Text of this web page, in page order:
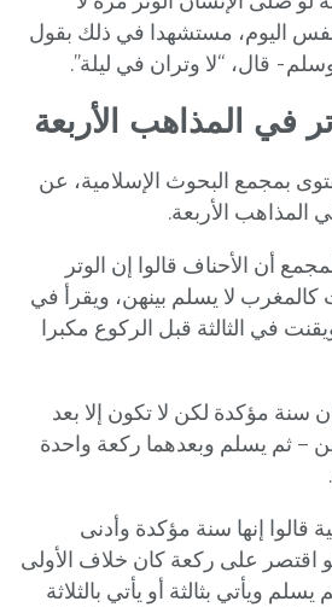
اليوم، مستشهدا في ذلك بقول
قال، “لا وتران في ليلة”.
في المذاهب الأربعة
بمجمع البحوث الإسلامية، عن
المذاهب الأربعة.
أن الأحناف قالوا إن الوتر
لا يسلم بينهن، ويقرأ في
في الثالثة قبل الركوع مكبرا
إن سنة مؤكدة لكن لا تكون إلا بعد
– ثم يسلم وبعدهما ركعة واحدة
إنها سنة مؤكدة وأدنى
اقتصر على ركعة كان خلاف الأولى
ويأتي بثالثة أو يأتي بالثلاثة